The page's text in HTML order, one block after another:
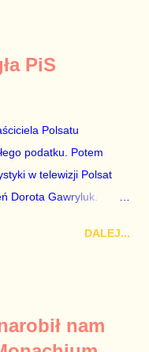
PiS
Polsatu
podatku. Potem
w telewizji Polsat
Dorota Gawryluk.
SB, który jest obecnie
Taki obrót spraw
DALEJ...
nam